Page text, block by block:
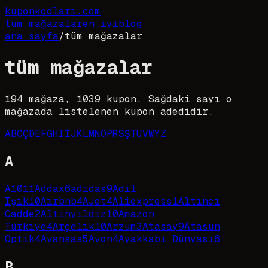
kuponkodları.com
tüm mağazalaren iyiblog
ana sayfa/tüm mağazalar
tüm mağazalar
194 mağaza, 1039 kupon. Sağdaki sayı o
mağazada listelenen kupon adedidir.
ABCÇDEFGHIİJKLMNOPRSŞTUVWYZ
A
A1011Addax6adidas9Adil
Işık10Airbnb4AJet4Aliexpress1Altıncı
Cadde2Altınyıldız10Amazon
Türkiye4Arçelik10Arzum3Atasay9Atasun
Optik4Avansas5Avon4Ayakkabı Dünyası6